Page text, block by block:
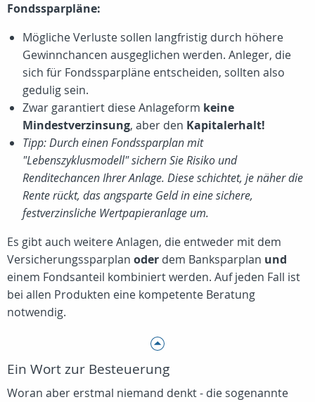
Fondssparpläne:
Mögliche Verluste sollen langfristig durch höhere
Gewinnchancen ausgeglichen werden. Anleger, die
sich für Fondssparpläne entscheiden, sollten also
gedulig sein.
Zwar garantiert diese Anlageform keine
Mindestverzinsung, aber den Kapitalerhalt!
Tipp: Durch einen Fondssparplan mit
"Lebenszyklusmodell" sichern Sie Risiko und
Renditechancen Ihrer Anlage. Diese schichtet, je näher die
Rente rückt, das angsparte Geld in eine sichere,
festverzinsliche Wertpapieranlage um.
Es gibt auch weitere Anlagen, die entweder mit dem
Versicherungssparplan oder dem Banksparplan und
einem Fondsanteil kombiniert werden. Auf jeden Fall ist
bei allen Produkten eine kompetente Beratung
notwendig.
Ein Wort zur Besteuerung
Woran aber erstmal niemand denkt - die sogenannte